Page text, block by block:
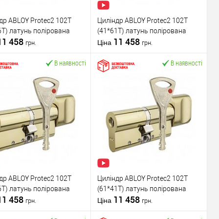
ABLOY Protec2
ВРІЗНОГО замка
дисковий
Рівень захисту
Модель
серцевини
ABLOY Protec2
Тип товару
ВРІЗНОГО замка
Тип ключа
дисковий
ABLOY Protec2 102T
латунь полірована
458 грн.
У кошик
Купити в 1 клік
До
порівняння
У обране
ABLOY Protec2
ВРІЗНОГО замка
Циліндр ABLOY Protec2 102T
(41*61T) латунь полірована
Ціна 11 458 грн.
У кошик
Купити в 1 клік
До
порівняння
У обране
Виробник
Рівень захисту
Модель
серцевини
ABLOY Protec2
Тип товару
ВРІЗНОГО замка
В наявності
ABLOY Protec2 102T
латунь полірована
458 грн.
В наявності
Циліндр ABLOY Protec2 102T
(61*41T) латунь полірована
Ціна 11 458 грн.